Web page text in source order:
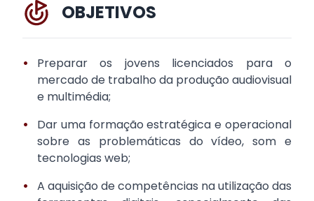
OBJETIVOS
•
Preparar os jovens licenciados para o
mercado de trabalho da produção audiovisual
e multimédia;
•
Dar uma formação estratégica e operacional
sobre as problemáticas do vídeo, som e
tecnologias web;
•
A aquisição de competências na utilização das